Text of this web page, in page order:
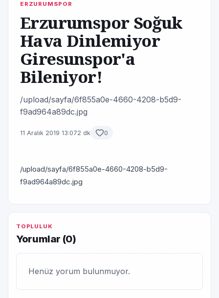
ERZURUMSPOR
Erzurumspor Soğuk
Hava Dinlemiyor
Giresunspor'a
Bileniyor!
/upload/sayfa/6f855a0e-4660-4208-b5d9-
f9ad964a89dc.jpg
11 Aralık 2019 13:072 dk 0
/upload/sayfa/6f855a0e-4660-4208-b5d9-
f9ad964a89dc.jpg
TOPLULUK
Yorumlar (0)
Henüz yorum bulunmuyor.